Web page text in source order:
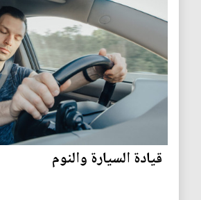
قيادة السيارة والنوم